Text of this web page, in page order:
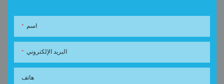
اسم
البريد الإلكتروني
هاتف